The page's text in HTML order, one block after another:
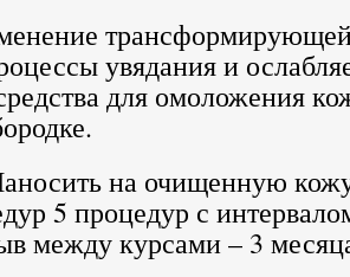
увядания и
для омоложения
на очищенную
5 процедур с
между курсами – 3